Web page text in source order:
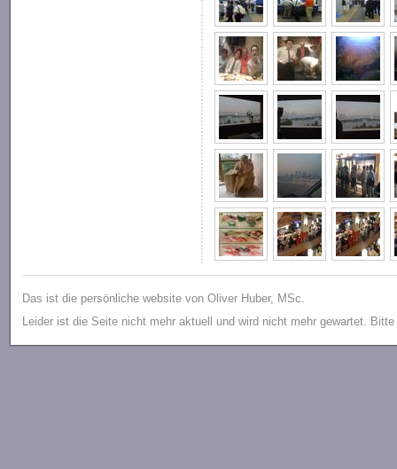
Das ist die persönliche website von Oliver Huber, MSc.
Leider ist die Seite nicht mehr aktuell und wird nicht mehr gewartet.